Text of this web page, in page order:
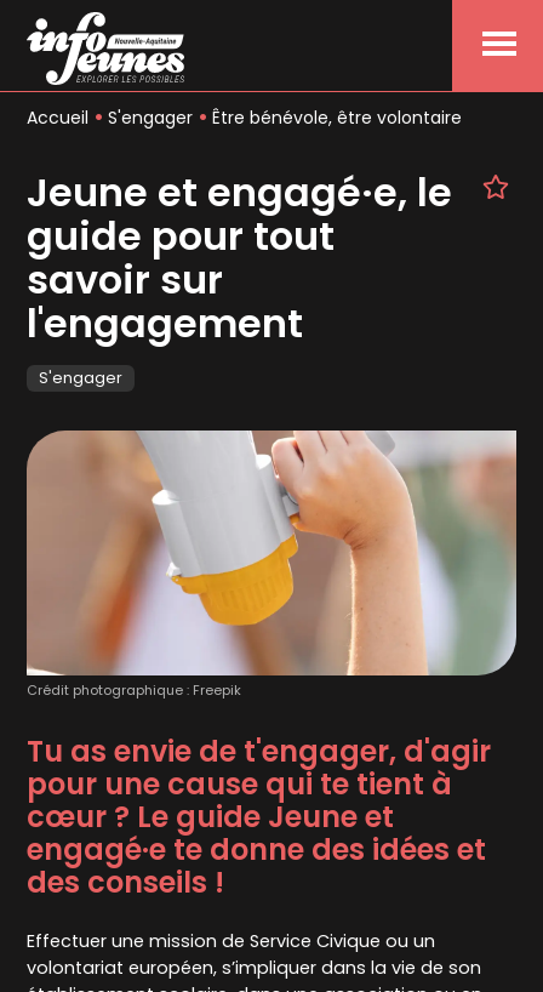
Menu
Accueil S'engager Être bénévole, être volontaire
Jeune et engagé·e, le
guide pour tout
savoir sur
l'engagement
S'engager
Crédit photographique : Freepik
Tu as envie de t'engager, d'agir
pour une cause qui te tient à
cœur ? Le guide Jeune et
engagé·e te donne des idées et
des conseils !
Effectuer une mission de Service Civique ou un
volontariat européen, s’impliquer dans la vie de son